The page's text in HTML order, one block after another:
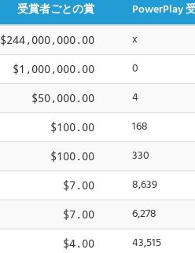
受賞者ごとの賞 PowerPlay
$244,000,000.00 x
$1,000,000.00 0
$50,000.00 4
$100.00 168
$100.00 330
$7.00 8,639
$7.00 6,278
$4.00 43,515